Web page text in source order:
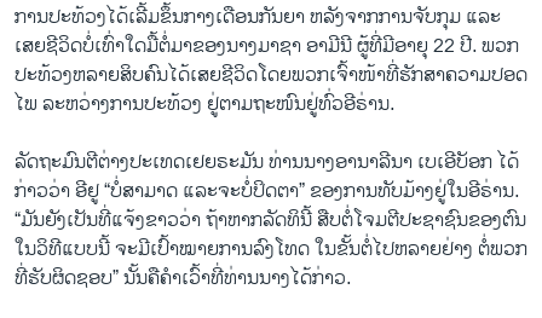
ການ​ປະ​ທ້ວງ​ໄດ້​ເລີ້ມ​ຂຶ້ນ​ກາງ​ເດືອນ​ກັນ​ຍາ ຫລັງ​ຈາກ​ການ​ຈັບ​ກຸມ ແລະ
ເສຍ​ຊີ​ວິດບໍ່​ເທົ່າ​ໃດ​ມື້​ຕໍ່​ມາຂອງ​ນາງ​ມາ​ຊາ ອາ​ມີ​ນີ ຜູ້​ທີ່ມີ​ອາຍຸ 22 ປີ​. ພວກ​
ປະ​ທ້ວງ​ຫລາຍ​ສິບ​ຄົນ​ໄດ້​ເສຍ​ຊີ​ວິດ​ໂດຍ​ພວກ​ເຈົ້າ​ໜ້າ​ທີ່​ຮັກ​ສາ​ຄວາມ​ປອດ​
ໄພ ລະ​ຫວ່າງ​ການ​ປະ​ທ້ວງ ​ຢູ່​ຕາມ​ຖະ​ໜົນ​ຢູ່​ທົ່ວ​ອີ​ຣ່ານ.
​ລັດ​ຖະ​ມົນ​ຕີ​ຕ່າງ​ປະ​ເທດ​ເຢຍ​ຣະ​ມັນ ທ່ານນາງອາ​ນາ​ລີ​ນາ ເບ​ເອີ​ບັອກ ໄດ້​
ກ່າວ​ວ່າ ອີ​ຢູ “ບໍ່​ສ​າ​ມາດ ແລະ​ຈະ​ບໍ່​ປິດ​ຕາ” ​ຂອງ​ການ​ທັບ​ມ້າງ​ຢູ່ໃນ​ອີ​ຣ່ານ​.
“ມັນ​ຍັງ​ເປັນ​ທີ່​ແຈ້ງ​ຂາວວ່າ ຖ້າ​ຫາກ​ລັດ​ທິ​ນີ້ ​ສືບ​ຕໍ່ໂຈມ​ຕີ​ປະ​ຊາ​ຊົນ​ຂອງ​ຕົນ​
ໃນ​ວິ​ທີແບບ​ນີ້​ ຈະ​ມີ​ເປົ້າ​ໝາຍການ​ລົງ​ໂທດ ໃນ​ຂັ້ນ​ຕໍ່​ໄປຫລາຍ​ຢ່າງ ຕໍ່​ພວກ​
ທີ່​ຮັບ​ຜິດ​ຊອບ” ນັ້ນ​ຄື​ຄຳ​ເວົ້າ​ທີ່​ທ່ານ​ນາງ​ໄດ້​ກ່າວ.